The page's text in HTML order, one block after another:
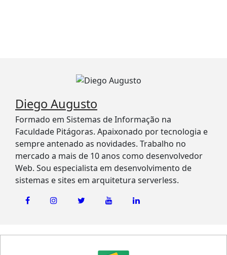
Diego Augusto
Formado em Sistemas de Informação na
Faculdade Pitágoras. Apaixonado por tecnologia e
sempre antenado as novidades. Trabalho no
mercado a mais de 10 anos como desenvolvedor
Web. Sou especialista em desenvolvimento de
sistemas e sites em arquitetura serverless.